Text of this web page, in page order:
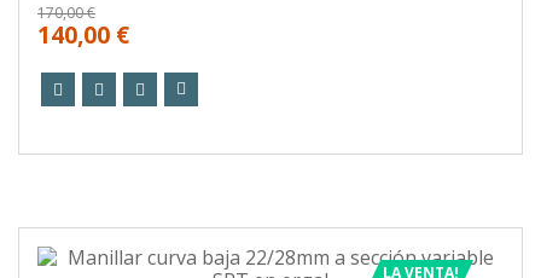
170,00 €
140,00 €
LA VENTA!